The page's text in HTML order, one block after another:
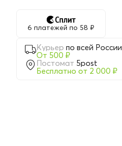
6 платежей по 58 ₽
Курьер по всей России
От 500 ₽
Постомат 5post
Бесплатно от 2 000 ₽